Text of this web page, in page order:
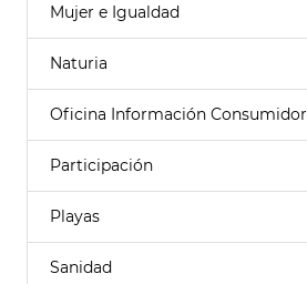
Mujer e Igualdad
Naturia
Oficina Información Consumidor
Participación
Playas
Sanidad